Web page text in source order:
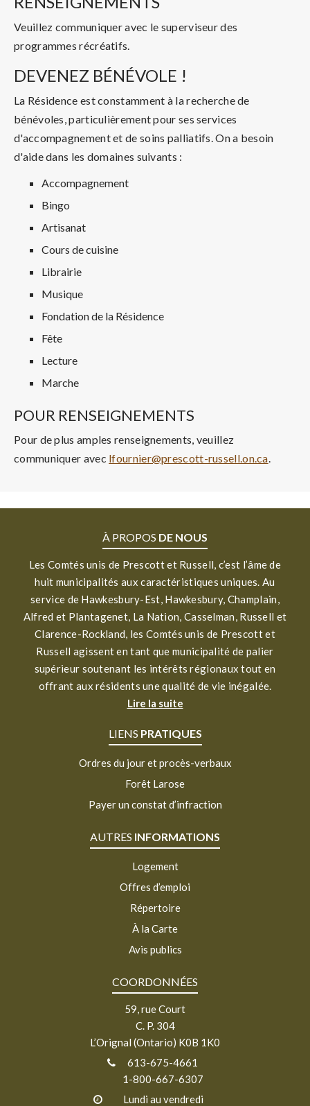
Veuillez communiquer avec le superviseur des
programmes récréatifs.
DEVENEZ BÉNÉVOLE !
La Résidence est constamment à la recherche de
bénévoles, particulièrement pour ses services
d'accompagnement et de soins palliatifs. On a besoin
d'aide dans les domaines suivants :
Accompagnement
Bingo
Artisanat
Cours de cuisine
Librairie
Musique
Fondation de la Résidence
Fête
Lecture
Marche
POUR RENSEIGNEMENTS
Pour de plus amples renseignements, veuillez
communiquer avec lfournier@prescott-russell.on.ca.
À PROPOS DE NOUS
Les Comtés unis de Prescott et Russell, c’est l’âme de
huit municipalités aux caractéristiques uniques. Au
service de Hawkesbury-Est, Hawkesbury, Champlain,
Alfred et Plantagenet, La Nation, Casselman, Russell et
Clarence-Rockland, les Comtés unis de Prescott et
Russell agissent en tant que municipalité de palier
supérieur soutenant les intérêts régionaux tout en
offrant aux résidents une qualité de vie inégalée.
Lire la suite
LIENS PRATIQUES
Ordres du jour et procès-verbaux
Forêt Larose
Payer un constat d’infraction
AUTRES INFORMATIONS
Logement
Offres d’emploi
Répertoire
À la Carte
Avis publics
COORDONNÉES
59, rue Court
C. P. 304
L’Orignal (Ontario) K0B 1K0
613-675-4661
1-800-667-6307
Lundi au vendredi